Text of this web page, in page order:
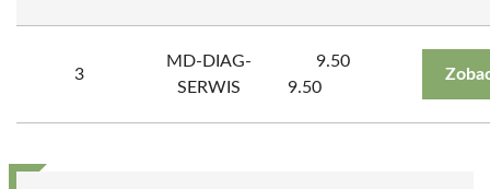
3
MD-DIAG-
SERWIS
9.50
9.50